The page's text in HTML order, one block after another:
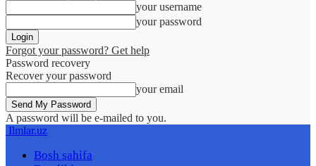
your username
your password
Forgot your password? Get help
Password recovery
Recover your password
your email
A password will be e-mailed to you.
Ilmlar.uz
Bosh sahifa